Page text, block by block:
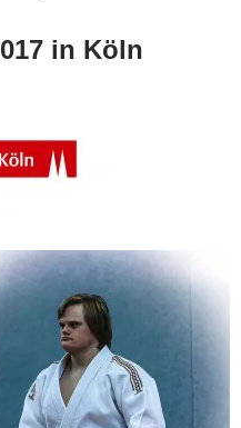
in Köln